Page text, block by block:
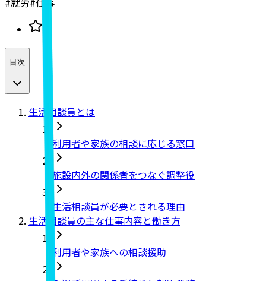
目次
生活相談員とは
利用者や家族の相談に応じる窓口
施設内外の関係者をつなぐ調整役
生活相談員が必要とされる理由
生活相談員の主な仕事内容と働き方
利用者や家族への相談援助